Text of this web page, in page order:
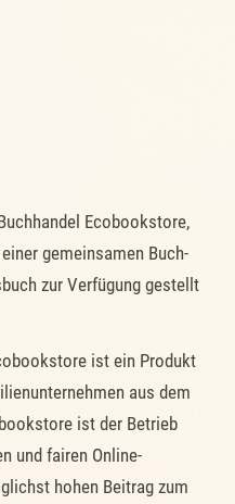
Ecobookstore,
gemeinsamen Buch-
zur Verfügung gestellt
ist ein Produkt
aus dem
ist der Betrieb
und fairen Online-
hohen Beitrag zum